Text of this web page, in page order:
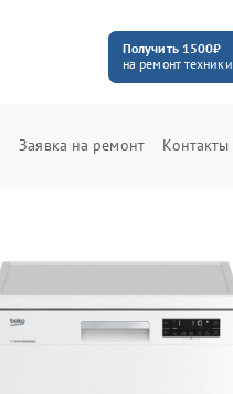
Получить 1500₽
на ремонт техники
Заявка на ремонт Контакты